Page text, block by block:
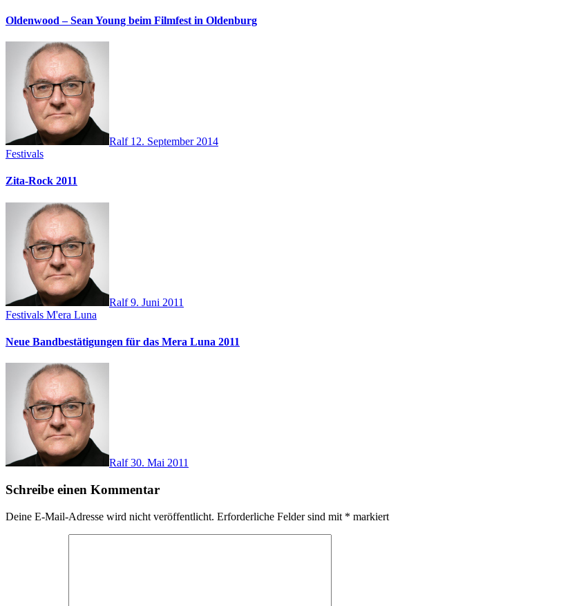
Oldenwood – Sean Young beim Filmfest in Oldenburg
Ralf 12. September 2014
Festivals
Zita-Rock 2011
Ralf9. Juni 2011
Festivals M'era Luna
Neue Bandbestätigungen für das Mera Luna 2011
Ralf30. Mai 2011
Schreibe einen Kommentar
Deine E-Mail-Adresse wird nicht veröffentlicht. Erforderliche Felder sind mit * markiert